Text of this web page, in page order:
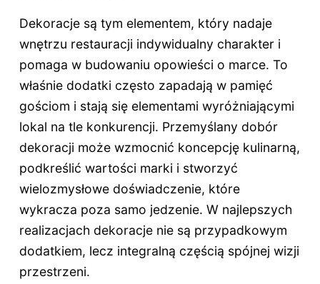
Dekoracje są tym elementem, który nadaje
wnętrzu restauracji indywidualny charakter i
pomaga w budowaniu opowieści o marce. To
właśnie dodatki często zapadają w pamięć
gościom i stają się elementami wyróżniającymi
lokal na tle konkurencji. Przemyślany dobór
dekoracji może wzmocnić koncepcję kulinarną,
podkreślić wartości marki i stworzyć
wielozmysłowe doświadczenie, które
wykracza poza samo jedzenie. W najlepszych
realizacjach dekoracje nie są przypadkowym
dodatkiem, lecz integralną częścią spójnej wizji
przestrzeni.